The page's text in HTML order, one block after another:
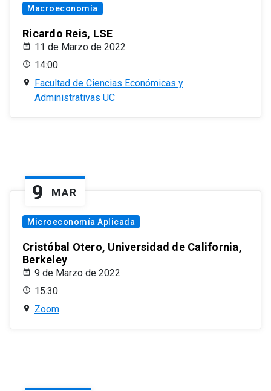
Macroeconomía
Ricardo Reis, LSE
11 de Marzo de 2022
14:00
Facultad de Ciencias Económicas y
Administrativas UC
9 MAR
Microeconomía Aplicada
Cristóbal Otero, Universidad de California,
Berkeley
9 de Marzo de 2022
15:30
Zoom